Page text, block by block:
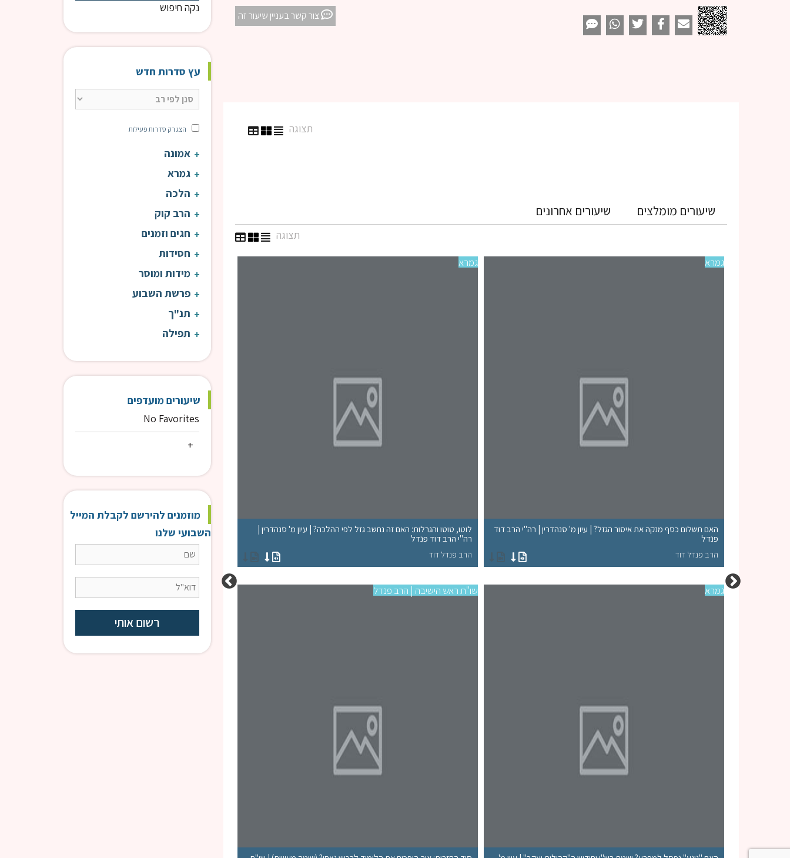
צור קשר בעניין שיעור זה
תצוגה
שיעורים מומלצים שיעורים אחרונים
תצוגה
גמרא
האם תשלום כסף מנקה את איסור הגזל? | עיון מ' סנהדרין | רה"י הרב דוד
פנדל
הרב פנדל דוד
גמרא
לוטו, טוטו והגרלות: האם זה נחשב גזל לפי ההלכה? | עיון מ' סנהדרין |
רה"י הרב דוד פנדל
הרב פנדל דוד
גמרא שו"ת ראש הישיבה | הרב פנדל
שיעורי כללים | רבנים שונים
תורה של גאולה: הקשר שבין עמל התורה בישיבה לניצחון על האויבים |
הרב חיים בן שושן
חגים וזמנים
נקה חיפוש
עץ סדרות חדש
הצג רק סדרות פעילות
אמונה
גמרא
הלכה
הרב קוק
חגים וזמנים
חסידות
מידות ומוסר
פרשת השבוע
תנ"ך
תפילה
שיעורים מועדפים
No Favorites
מוזמנים להירשם לקבלת המייל
השבועי שלנו